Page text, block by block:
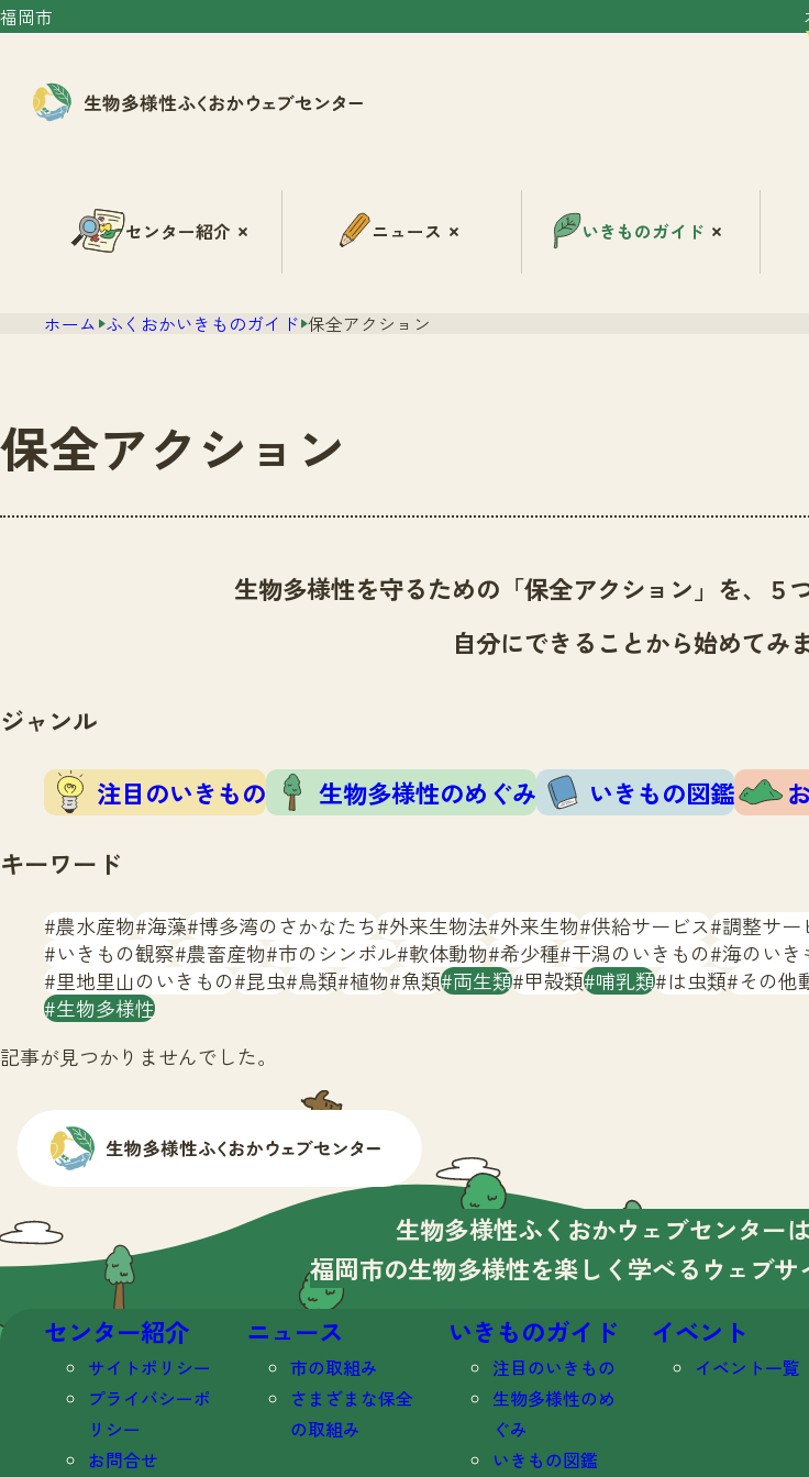
福岡市
センター紹介 ニュース いきものガイド
ホーム ふくおかいきものガイド 保全アクション
保全アクション
生物多様性を守るための「保全アクション」を、５
自分にできることから始めてみ
ジャンル
注目のいきもの 生物多様性のめぐみ いきもの図鑑
キーワード
農水産物 海藻 博多湾のさかなたち 外来生物法 外来生物 供給サービス 調整サー
いきもの観察 農畜産物 市のシンボル 軟体動物 希少種 干潟のいきもの 海のいき
里地里山のいきもの 昆虫 鳥類 植物 魚類 両生類 甲殻類 哺乳類 は虫類 その他
生物多様性
記事が見つかりませんでした。
生物多様性ふくおかウェブセンターは
福岡市の生物多様性を楽しく学べる ウェブサ
センター紹介
サイトポリシー
プライバシーポ
リシー
お問合せ
ニュース
市の取組み
さまざまな保全
の取組み
いきものガイド
注目のいきもの
生物多様性のめ
ぐみ
いきもの図鑑
イベント
イベント一覧